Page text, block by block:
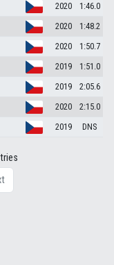
2020
1:46.0
2020
1:48.2
2020
1:50.7
2019
1:51.0
2019
2:05.6
2020
2:15.0
2019 DNS